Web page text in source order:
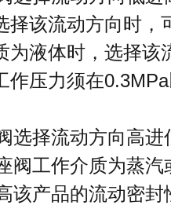
择该流动方向时，
为液体时，选择该
作压力须在
选择流动方向高进
阀工作介质为蒸
该产品的流动密